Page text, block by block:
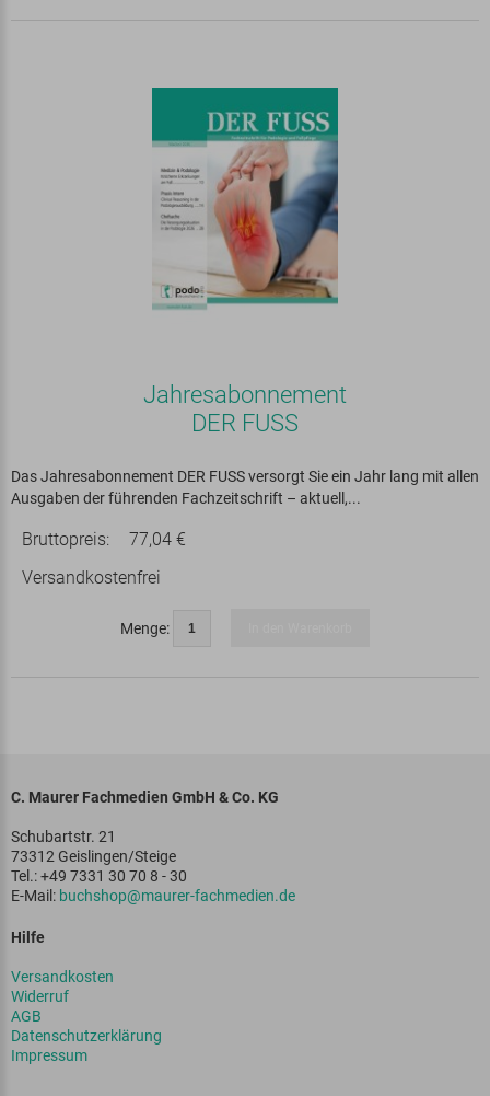
Jahresabonnement
DER FUSS
Das Jahresabonnement DER FUSS versorgt Sie ein Jahr lang mit allen
Ausgaben der führenden Fachzeitschrift – aktuell,...
Bruttopreis:
77,04 €
Versandkostenfrei
Menge:
C. Maurer Fachmedien GmbH & Co. KG
Schubartstr. 21
73312 Geislingen/Steige
Tel.: +49 7331 30 70 8 - 30
E-Mail: buchshop@maurer-fachmedien.de
Hilfe
Versandkosten
Widerruf
AGB
Datenschutzerklärung
Impressum